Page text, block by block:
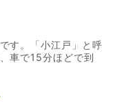
す。「小江戸」と呼
車で15分ほどで到